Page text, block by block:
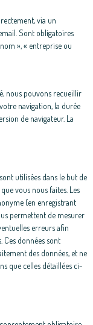
via un
Sont obligatoires
», « entreprise ou
nous pouvons recueillir
navigation, la durée
de navigateur. La
utilisées dans le but de
vous nous faites. Les
(en enregistrant
permettent de mesurer
erreurs afin
Ces données sont
des données, et ne
que celles détaillées ci-